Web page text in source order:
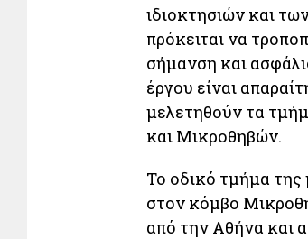
ιδιοκτησιών και
πρόκειται να
σήμανση και
έργου είναι
μελετηθούν τα
και Μικροθηβών.
Το οδικό τμήμα
στον κόμβο
από την Αθήνα και